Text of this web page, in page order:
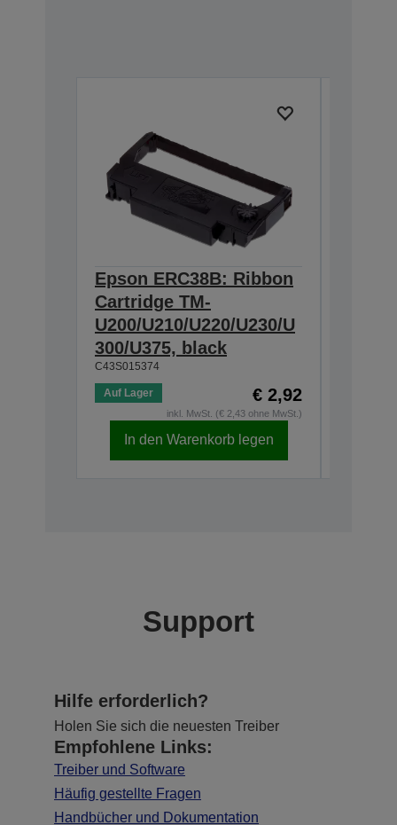
Epson ERC38B: Ribbon
Cartridge TM-
U200/U210/U220/U230/U
300/U375, black
C43S015374
Auf Lager € 2,92
inkl. MwSt. (€ 2,43 ohne MwSt.)
In den Warenkorb legen
Support
Hilfe erforderlich?
Holen Sie sich die neuesten Treiber
Empfohlene Links:
Treiber und Software
Häufig gestellte Fragen
Handbücher und Dokumentation